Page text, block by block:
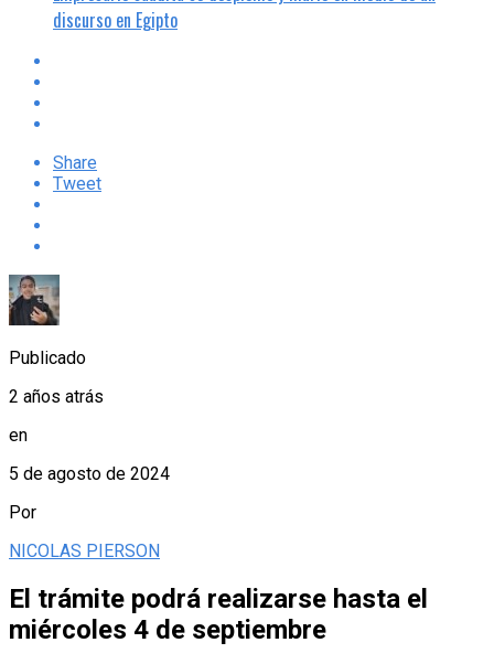
discurso en Egipto
Share
Tweet
Publicado
2 años atrás
en
5 de agosto de 2024
Por
NICOLAS PIERSON
El trámite podrá realizarse hasta el
miércoles 4 de septiembre